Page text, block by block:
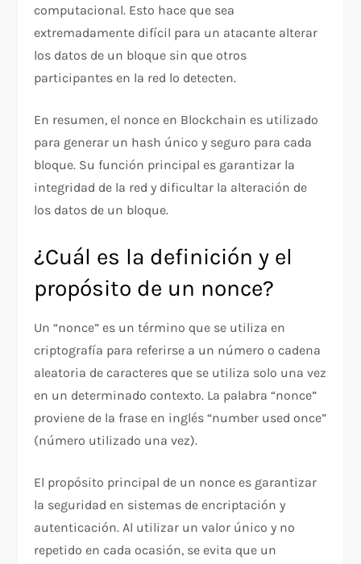
computacional. Esto hace que sea
extremadamente difícil para un atacante alterar
los datos de un bloque sin que otros
participantes en la red lo detecten.
En resumen, el nonce en Blockchain es utilizado
para generar un hash único y seguro para cada
bloque. Su función principal es garantizar la
integridad de la red y dificultar la alteración de
los datos de un bloque.
¿Cuál es la definición y el
propósito de un nonce?
Un “nonce” es un término que se utiliza en
criptografía para referirse a un número o cadena
aleatoria de caracteres que se utiliza solo una vez
en un determinado contexto. La palabra “nonce”
proviene de la frase en inglés “number used once”
(número utilizado una vez).
El propósito principal de un nonce es garantizar
la seguridad en sistemas de encriptación y
autenticación. Al utilizar un valor único y no
repetido en cada ocasión, se evita que un